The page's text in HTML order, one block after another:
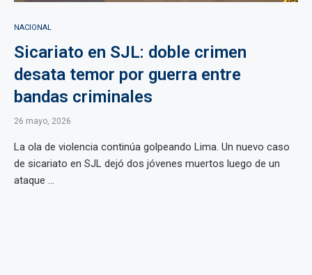
NACIONAL
Sicariato en SJL: doble crimen
desata temor por guerra entre
bandas criminales
26 mayo, 2026
La ola de violencia continúa golpeando Lima. Un nuevo caso
de sicariato en SJL dejó dos jóvenes muertos luego de un
ataque ...